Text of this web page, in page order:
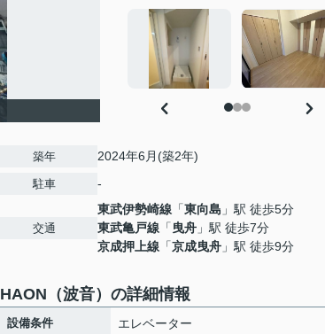
築年 2024年6月(築2年)
駐車 -
交通
東武伊勢崎線 「東向島 」駅 徒歩5分
東武亀戸線 「 曳舟 」駅 徒歩7分
京成押上線 「京成曳舟 」駅 徒歩9分
HAON（波音）の詳細情報
設備条件
エレベーター